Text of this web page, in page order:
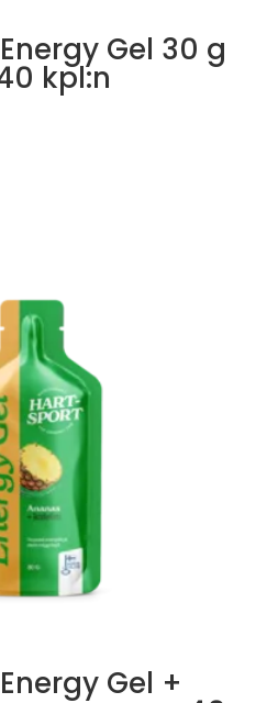
Gel 30 g
kpl:n
Gel +